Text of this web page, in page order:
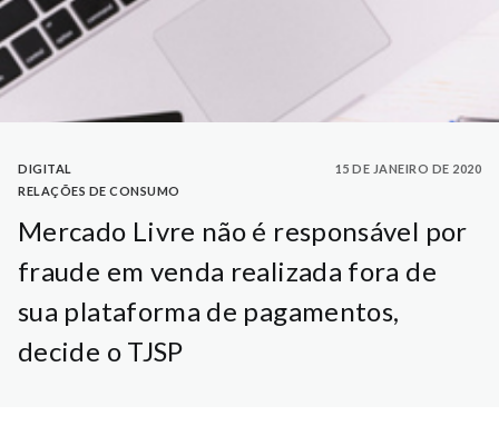
DIGITAL
RELAÇÕES DE CONSUMO
15 DE JANEIRO DE 2020
Mercado Livre não é responsável por
fraude em venda realizada fora de
sua plataforma de pagamentos,
decide o TJSP